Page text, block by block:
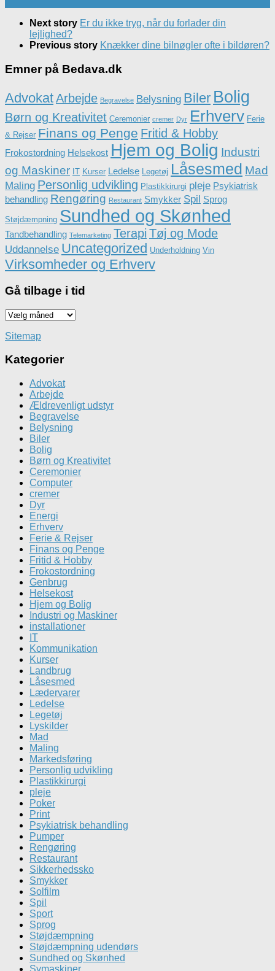
Next story Er du ikke tryg, når du forlader din
lejlighed?
Previous story Knækker dine bilnøgler ofte i bildøren?
Emner på Bedava.dk
AdvokatArbejde Begravelse Belysning Biler Bolig
Børn og Kreativitet Ceremonier cremer Dyr Erhverv Ferie
& Rejser Finans og Penge Fritid & Hobby
Frokostordning Helsekost Hjem og Bolig Industri
og Maskiner IT Kurser Ledelse Legetøj Låsesmed Mad
Maling Personlig udvikling Plastikkirurgi pleje Psykiatrisk
behandling Rengøring Restaurant Smykker Spil Sprog
Støjdæmpning Sundhed og Skønhed
Tandbehandling Telemarketing Terapi Tøj og Mode
Uddannelse Uncategorized Underholdning Vin
Virksomheder og Erhverv
Gå tilbage i tid
Gå
iSitemap
Kategorier
Advokat
Arbejde
Ældrevenligt udstyr
Begravelse
Belysning
Biler
Bolig
Børn og Kreativitet
Ceremonier
Computer
cremer
Dyr
Energi
Erhverv
Ferie & Rejser
Finans og Penge
Fritid & Hobby
Frokostordning
Genbrug
Helsekost
Hjem og Bolig
Industri og Maskiner
installationer
IT
Kommunikation
Kurser
Landbrug
Låsesmed
Lædervarer
Ledelse
Legetøj
Lyskilder
Mad
Maling
Markedsføring
Personlig udvikling
Plastikkirurgi
pleje
Poker
Print
Psykiatrisk behandling
Pumper
Rengøring
Restaurant
Sikkerhedssko
Smykker
Solfilm
Spil
Sport
Sprog
Støjdæmpning
Støjdæmpning udendørs
Sundhed og Skønhed